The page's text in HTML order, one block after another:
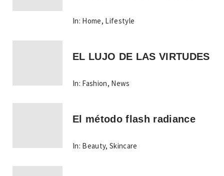
In: Home, Lifestyle
EL LUJO DE LAS VIRTUDES
In: Fashion, News
El método flash radiance
In: Beauty,Skincare